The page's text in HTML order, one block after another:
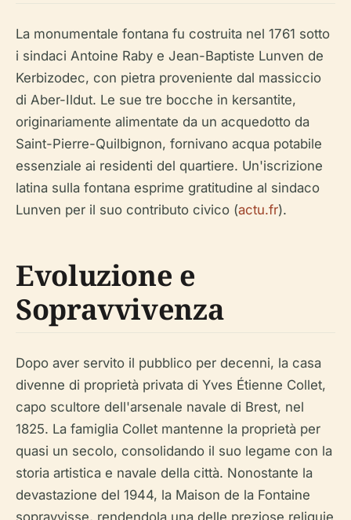
La monumentale fontana fu costruita nel 1761 sotto
i sindaci Antoine Raby e Jean-Baptiste Lunven de
Kerbizodec, con pietra proveniente dal massiccio
di Aber-Ildut. Le sue tre bocche in kersantite,
originariamente alimentate da un acquedotto da
Saint-Pierre-Quilbignon, fornivano acqua potabile
essenziale ai residenti del quartiere. Un'iscrizione
latina sulla fontana esprime gratitudine al sindaco
Lunven per il suo contributo civico (actu.fr).
Evoluzione e
Sopravvivenza
Dopo aver servito il pubblico per decenni, la casa
divenne di proprietà privata di Yves Étienne Collet,
capo scultore dell'arsenale navale di Brest, nel
1825. La famiglia Collet mantenne la proprietà per
quasi un secolo, consolidando il suo legame con la
storia artistica e navale della città. Nonostante la
devastazione del 1944, la Maison de la Fontaine
sopravvisse, rendendola una delle preziose reliquie